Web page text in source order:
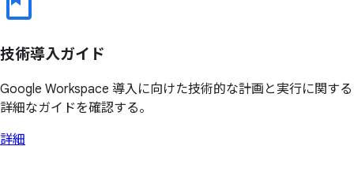
技術導入ガイド
Google Workspace 導入に向けた技術的な計画と実行に関する
詳細なガイドを確認する。
詳細